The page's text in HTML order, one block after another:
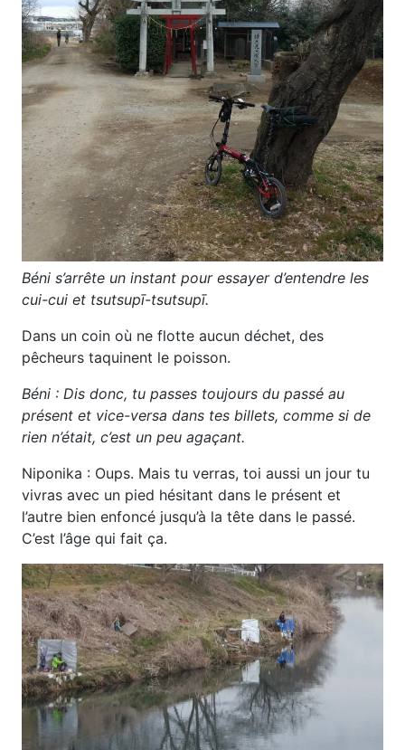
Béni s’arrête un instant pour essayer d’entendre les
cui-cui et tsutsupī-tsutsupī.
Dans un coin où ne flotte aucun déchet, des
pêcheurs taquinent le poisson.
Béni : Dis donc, tu passes toujours du passé au
présent et vice-versa dans tes billets, comme si de
rien n’était, c’est un peu agaçant.
Niponika : Oups. Mais tu verras, toi aussi un jour tu
vivras avec un pied hésitant dans le présent et
l’autre bien enfoncé jusqu’à la tête dans le passé.
C’est l’âge qui fait ça.